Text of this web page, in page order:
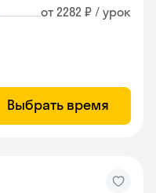
от 2282 ₽ / урок
Выбрать время